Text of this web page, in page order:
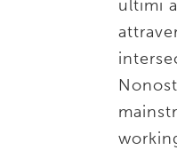
ultimi